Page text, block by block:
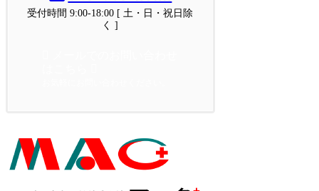
受付時間 9:00-18:00 [ 土・日・祝日除
く ]